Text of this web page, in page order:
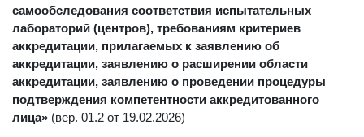
самообследования соответствия испытательных
лабораторий (центров), требованиям критериев
аккредитации, прилагаемых к заявлению об
аккредитации, заявлению о расширении области
аккредитации, заявлению о проведении процедуры
подтверждения компетентности аккредитованного
лица» (вер. 01.2 от 19.02.2026)